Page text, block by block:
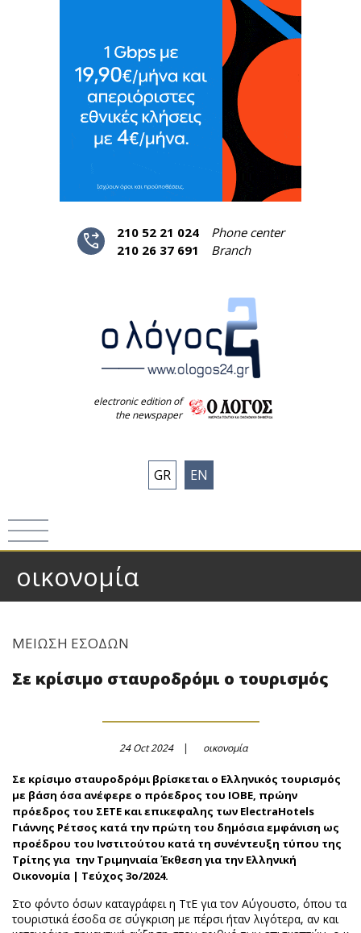
phone_forwarded 210 52 21 024
Phone center
210 26 37 691
Branch
electronic edition of
the newspaper
GR EN
οικονομία
ΜΕΙΩΣΗ ΕΣΟΔΩΝ
Σε κρίσιμο σταυροδρόμι ο τουρισμός
24 Oct 2024 οικονομία
Σε κρίσιμο σταυροδρόμι βρίσκεται ο Ελληνικός τουρισμός
με βάση όσα ανέφερε ο πρόεδρος του ΙΟΒΕ, πρώην
πρόεδρος του ΣΕΤΕ και επικεφαλης των ElectraHotels
Γιάννης Ρέτσος κατά την πρώτη του δημόσια εμφάνιση ως
προέδρου του Ινστιτούτου κατά τη συνέντευξη τύπου της
Τρίτης για την Τριμηνιαία Έκθεση για την Ελληνική
Οικονομία | Τεύχος 3ο/2024.
Στο φόντο όσων καταγράφει η ΤτΕ για τον Αύγουστο, όπου τα
τουριστικά έσοδα σε σύγκριση με πέρσι ήταν λιγότερα, αν και